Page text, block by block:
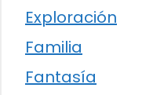
Exploración
Familia
Fantasía